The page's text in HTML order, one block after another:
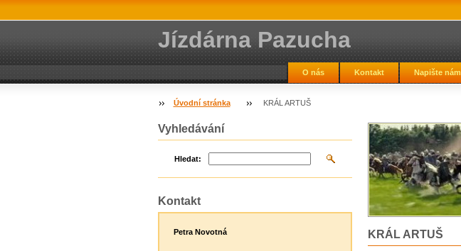
Jízdárna Pazucha
O nás Kontakt Napište nám
Úvodní stránka KRÁL ARTUŠ
KRÁL ARTUŠ
Vyhledávání
Hledat:
Kontakt
Petra Novotná